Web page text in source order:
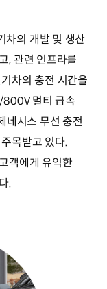
차의 개발 및 생산
, 관련 인프라를
차의 충전 시간을
멀티 급속
네시스 무선 충전
목받고 있다.
객에게 유익한
.